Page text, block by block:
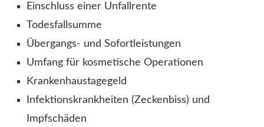
Einschluss einer Unfallrente
Todesfallsumme
Übergangs- und Sofortleistungen
Umfang für kosmetische Operationen
Krankenhaustagegeld
Infektionskrankheiten (Zeckenbiss) und
Impfschäden